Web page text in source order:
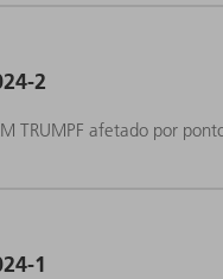
2
TRUMPF afetado por
1